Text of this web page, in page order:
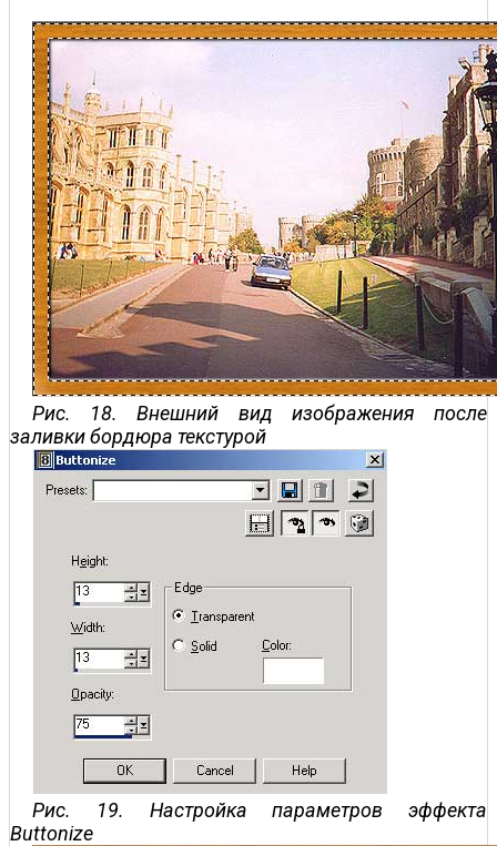
Рис. 18. Внешний вид изображения после
заливки бордюра текстурой
Рис. 19. Настройка параметров эффекта
Buttonize